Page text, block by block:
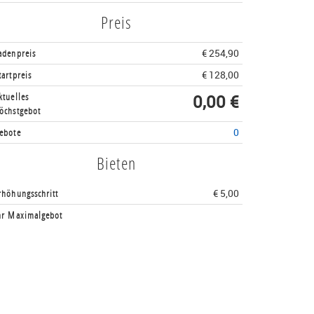
Preis
€ 254,90
€ 128,00
0,00 €
0
Bieten
€ 5,00
Maximalgebot